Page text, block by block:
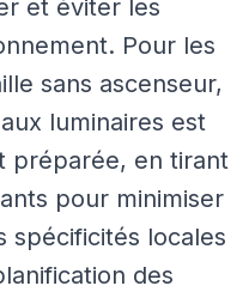
et éviter les
Pour les
sans ascenseur,
luminaires est
préparée, en tirant
pour minimiser
spécificités locales
des